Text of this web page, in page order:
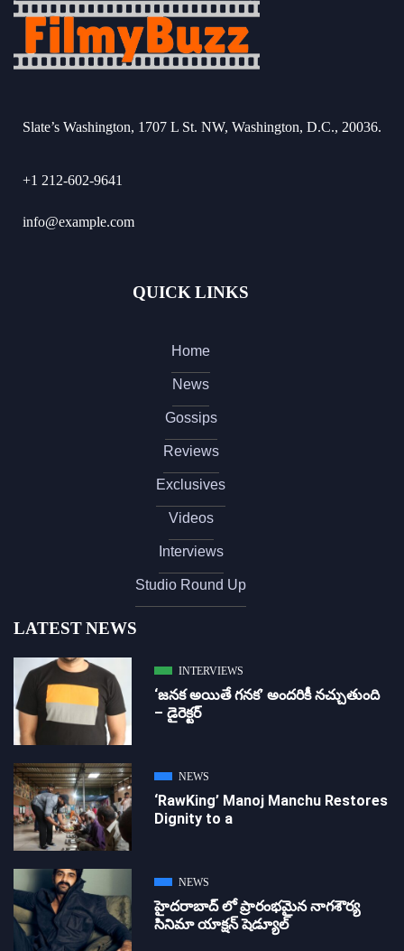
Slate’s Washington, 1707 L St. NW, Washington, D.C., 20036.
+1 212-602-9641
info@example.com
QUICK LINKS
Home
News
Gossips
Reviews
Exclusives
Videos
Interviews
Studio Round Up
LATEST NEWS
INTERVIEWS
‘జ‌న‌క అయితే గ‌న‌క‌’ అందరికీ నచ్చుతుంది
– డైరెక్ట‌ర్
NEWS
‘RawKing’ Manoj Manchu Restores
Dignity to a
NEWS
హైదరాబాద్ లో ప్రారంభమైన నాగశౌర్య
సినిమా యాక్షన్ షెడ్యూల్